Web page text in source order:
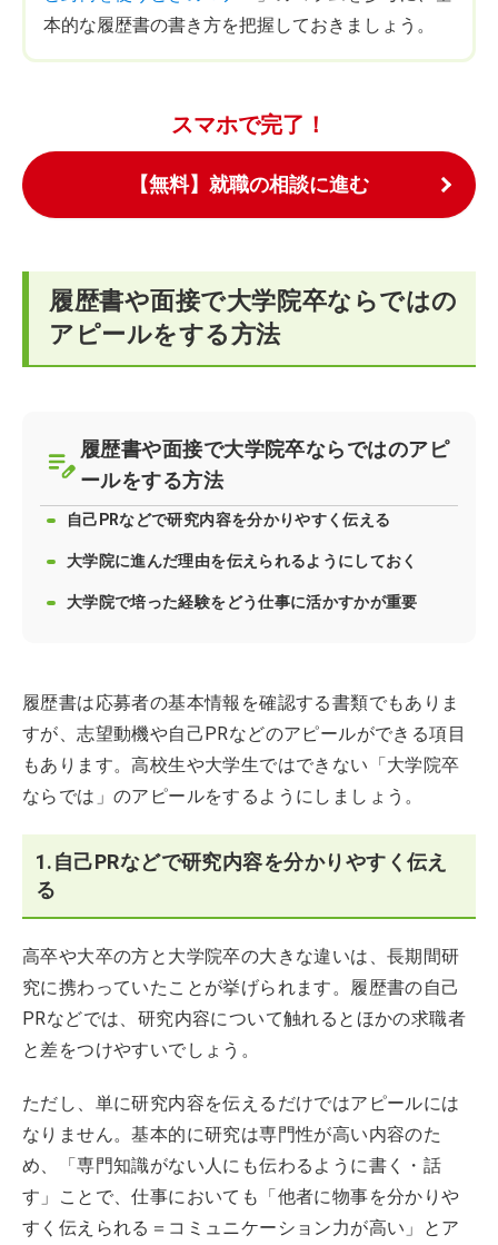
本的な履歴書の書き方を把握しておきましょう。
スマホで完了！
【無料】就職の相談に進む
履歴書や面接で大学院卒ならではの
アピールをする方法
履歴書や面接で大学院卒ならではのアピ
ールをする方法
自己PRなどで研究内容を分かりやすく伝える
大学院に進んだ理由を伝えられるようにしておく
大学院で培った経験をどう仕事に活かすかが重要
履歴書は応募者の基本情報を確認する書類でもありま
すが、志望動機や自己PRなどのアピールができる項目
もあります。高校生や大学生ではできない「大学院卒
ならでは」のアピールをするようにしましょう。
1.自己PRなどで研究内容を分かりやすく伝え
る
高卒や大卒の方と大学院卒の大きな違いは、長期間研
究に携わっていたことが挙げられます。履歴書の自己
PRなどでは、研究内容について触れるとほかの求職者
と差をつけやすいでしょう。
ただし、単に研究内容を伝えるだけではアピールには
なりません。基本的に研究は専門性が高い内容のた
め、「専門知識がない人にも伝わるように書く・話
す」ことで、仕事においても「他者に物事を分かりや
すく伝えられる＝コミュニケーション力が高い」とア